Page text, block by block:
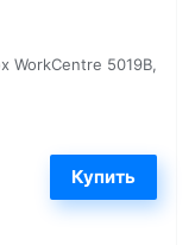
WorkCentre 5019B,